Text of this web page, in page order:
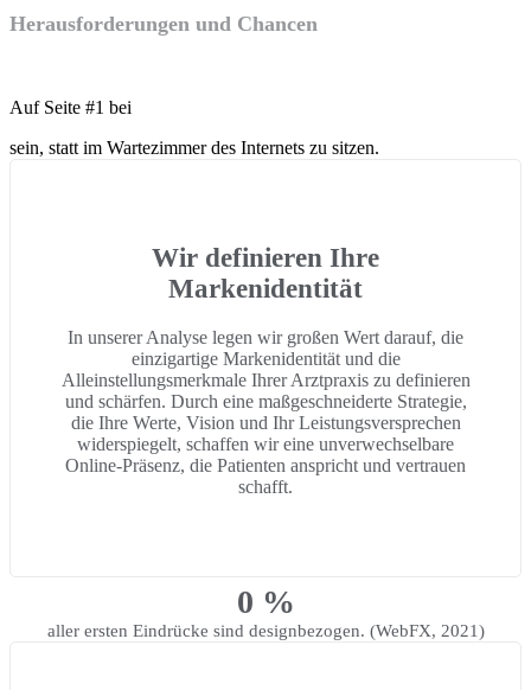
Herausforderungen und Chancen
Auf Seite #1 bei
sein, statt im Wartezimmer des Internets zu sitzen.
Wir definieren Ihre
Markenidentität
In unserer Analyse legen wir großen Wert darauf, die
einzigartige Markenidentität und die
Alleinstellungsmerkmale Ihrer Arztpraxis zu definieren
und schärfen. Durch eine maßgeschneiderte Strategie,
die Ihre Werte, Vision und Ihr Leistungsversprechen
widerspiegelt, schaffen wir eine unverwechselbare
Online-Präsenz, die Patienten anspricht und vertrauen
schafft.
0 %
aller ersten Eindrücke sind designbezogen. (WebFX, 2021)